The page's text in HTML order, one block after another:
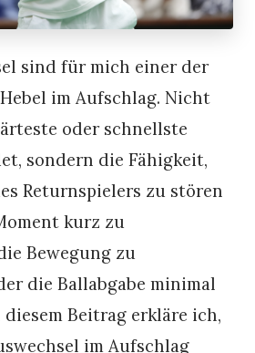
sind für mich einer der
im Aufschlag. Nicht
oder schnellste
sondern die Fähigkeit,
Returnspielers zu stören
kurz zu
Bewegung zu
die Ballabgabe minimal
Beitrag erkläre ich,
im Aufschlag